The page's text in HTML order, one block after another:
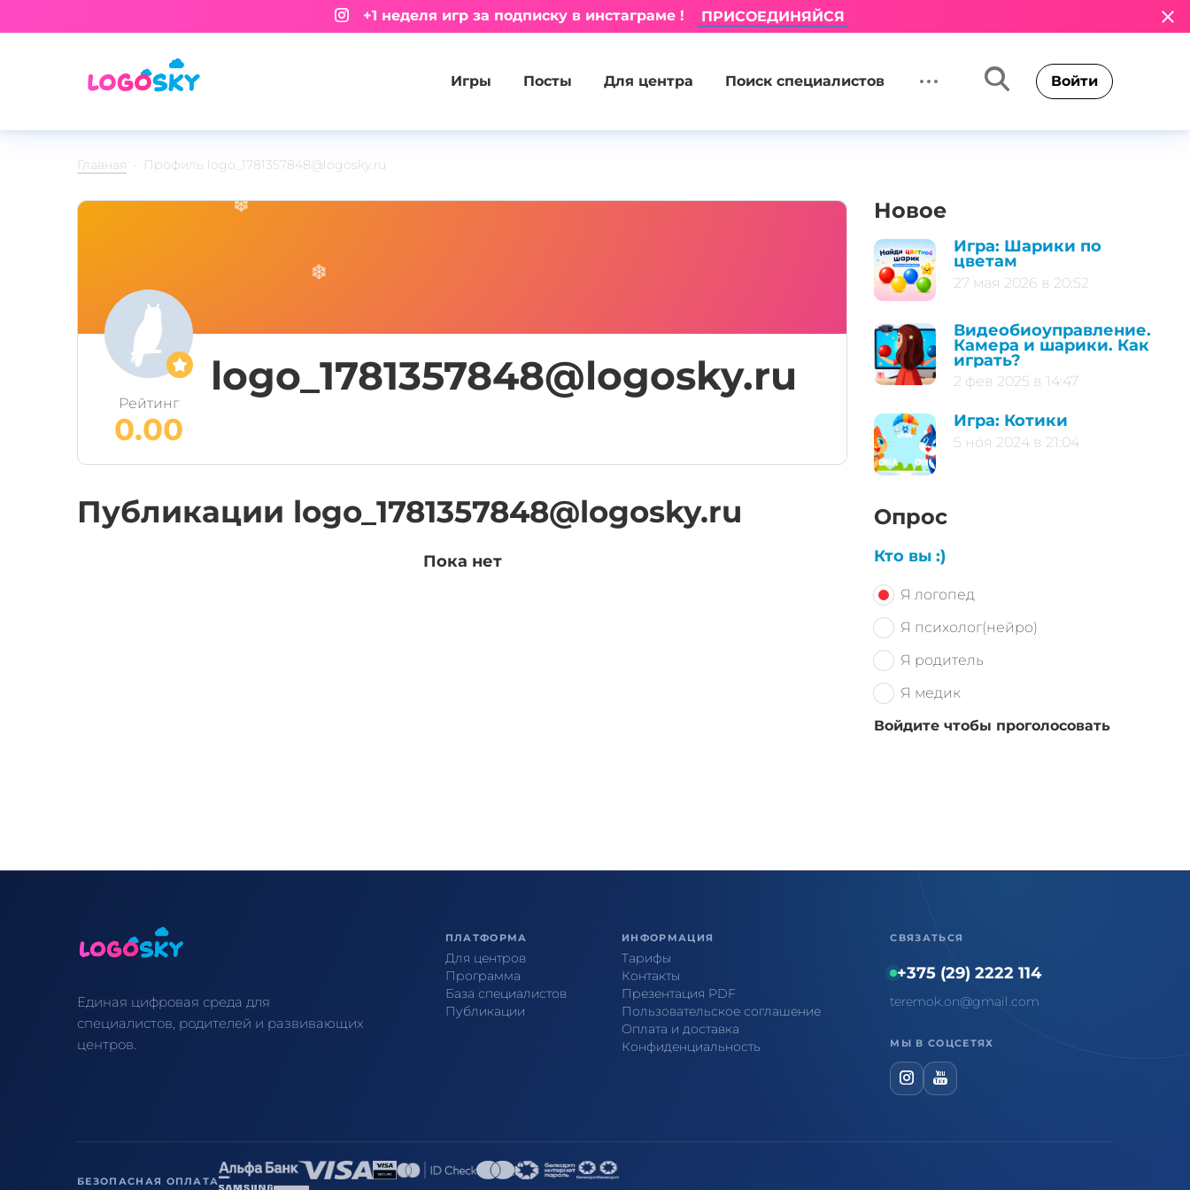
+1 неделя игр за подписку в инстаграме ! ПРИСОЕДИНЯЙСЯ
Игры Посты Для центра Поиск специалистов Войти
Главная Профиль logo_1781357848@logosky.ru
Рейтинг
0.00
logo_1781357848@logosky.ru
Публикации logo_1781357848@logosky.ru
Пока нет
Новое
Игра: Шарики по
цветам
27 мая 2026 в 20:52
Видеобиоуправление.
Камера и шарики. Как
играть?
2 фев 2025 в 14:47
Игра: Котики
5 ноя 2024 в 21:04
Опрос
Кто вы :)
Я логопед
Я психолог(нейро)
Я родитель
Я медик
Войдите чтобы проголосовать
Единая цифровая среда для
специалистов, родителей и развивающих
центров.
ПЛАТФОРМА
Для центров
Программа
База специалистов
Публикации
ИНФОРМАЦИЯ
Тарифы
Контакты
Презентация PDF
Пользовательское соглашение
Оплата и доставка
Конфиденциальность
СВЯЗАТЬСЯ
+375 (29) 2222 114
teremok.on@gmail.com
МЫ В СОЦСЕТЯХ
БЕЗОПАСНАЯ ОПЛАТА